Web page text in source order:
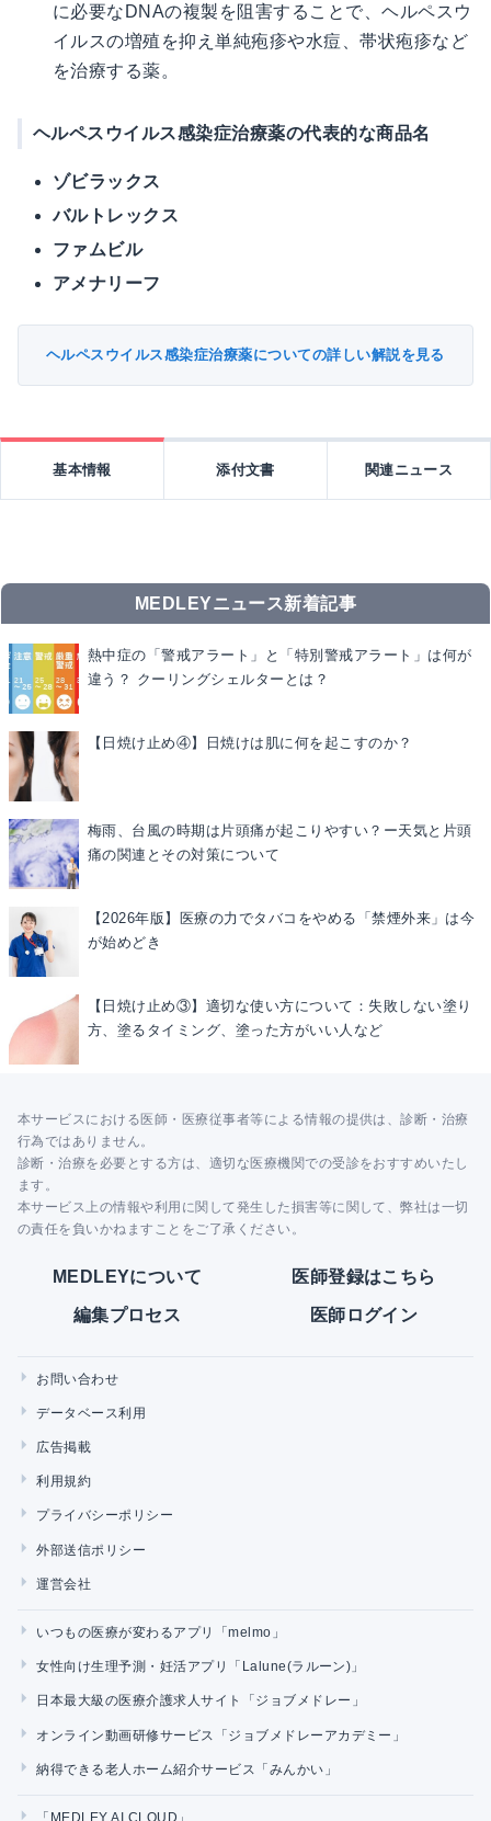
に必要なDNAの複製を阻害することで、ヘルペスウ
イルスの増殖を抑え単純疱疹や水痘、帯状疱疹など
を治療する薬。
ヘルペスウイルス感染症治療薬の代表的な商品名
ゾビラックス
バルトレックス
ファムビル
アメナリーフ
ヘルペスウイルス感染症治療薬についての詳しい解説を見る
基本情報 添付文書 関連ニュース
MEDLEYニュース新着記事
熱中症の「警戒アラート」と「特別警戒アラート」は何が
違う？ クーリングシェルターとは？
【日焼け止め④】日焼けは肌に何を起こすのか？
梅雨、台風の時期は片頭痛が起こりやすい？ー天気と片頭
痛の関連とその対策について
【2026年版】医療の力でタバコをやめる「禁煙外来」は今
が始めどき
【日焼け止め③】適切な使い方について：失敗しない塗り
方、塗るタイミング、塗った方がいい人など
本サービスにおける医師・医療従事者等による情報の提供は、診断・治療
行為ではありません。
診断・治療を必要とする方は、適切な医療機関での受診をおすすめいたし
ます。
本サービス上の情報や利用に関して発生した損害等に関して、弊社は一切
の責任を負いかねますことをご了承ください。
MEDLEYについて 医師登録はこちら
編集プロセス 医師ログイン
お問い合わせ
データベース利用
広告掲載
利用規約
プライバシーポリシー
外部送信ポリシー
運営会社
いつもの医療が変わるアプリ「melmo」
女性向け生理予測・妊活アプリ「Lalune(ラルーン)」
日本最大級の医療介護求人サイト「ジョブメドレー」
オンライン動画研修サービス「ジョブメドレーアカデミー」
納得できる老人ホーム紹介サービス「みんかい」
「MEDLEY AI CLOUD」